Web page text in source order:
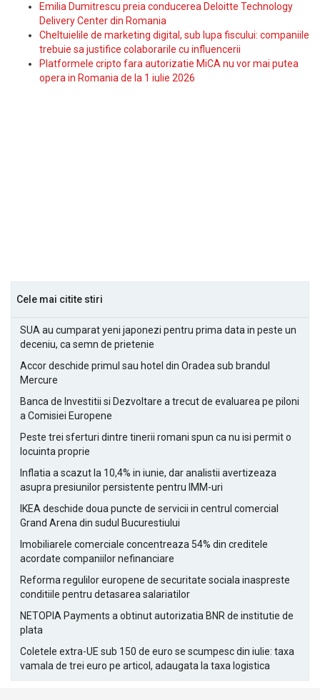
Emilia Dumitrescu preia conducerea Deloitte Technology
Delivery Center din Romania
Cheltuielile de marketing digital, sub lupa fiscului: companiile
trebuie sa justifice colaborarile cu influencerii
Platformele cripto fara autorizatie MiCA nu vor mai putea
opera in Romania de la 1 iulie 2026
Cele mai citite stiri
SUA au cumparat yeni japonezi pentru prima data in peste un
deceniu, ca semn de prietenie
Accor deschide primul sau hotel din Oradea sub brandul
Mercure
Banca de Investitii si Dezvoltare a trecut de evaluarea pe piloni
a Comisiei Europene
Peste trei sferturi dintre tinerii romani spun ca nu isi permit o
locuinta proprie
Inflatia a scazut la 10,4% in iunie, dar analistii avertizeaza
asupra presiunilor persistente pentru IMM-uri
IKEA deschide doua puncte de servicii in centrul comercial
Grand Arena din sudul Bucurestiului
Imobiliarele comerciale concentreaza 54% din creditele
acordate companiilor nefinanciare
Reforma regulilor europene de securitate sociala inaspreste
conditiile pentru detasarea salariatilor
NETOPIA Payments a obtinut autorizatia BNR de institutie de
plata
Coletele extra-UE sub 150 de euro se scumpesc din iulie: taxa
vamala de trei euro pe articol, adaugata la taxa logistica